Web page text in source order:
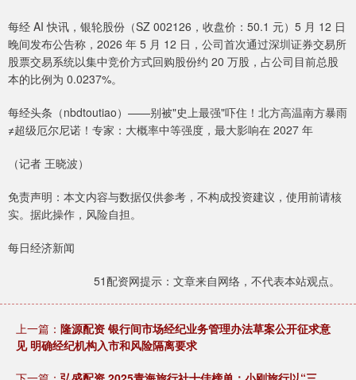
每经 AI 快讯，银轮股份（SZ 002126，收盘价：50.1 元）5 月 12 日
晚间发布公告称，2026 年 5 月 12 日，公司首次通过深圳证券交易所
股票交易系统以集中竞价方式回购股份约 20 万股，占公司目前总股
本的比例为 0.0237%。
每经头条（nbdtoutiao）——别被"史上最强"吓住！北方高温南方暴雨
≠超级厄尔尼诺！专家：大概率中等强度，最大影响在 2027 年
（记者 王晓波）
免责声明：本文内容与数据仅供参考，不构成投资建议，使用前请核
实。据此操作，风险自担。
每日经济新闻
51配资网提示：文章来自网络，不代表本站观点。
上一篇： 隆源配资 银行间市场经纪业务管理办法草案公开征求意
见 明确经纪机构入市和风险隔离要求